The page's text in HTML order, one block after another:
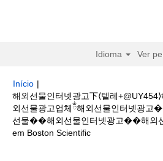
Idioma Ver
Início |
해외선물인터넷광고下⟨텔레
외선물광고업체ྂ해외선물인터넷광고
선물��해외선물인터넷광고��해외
em Boston Scientific(página